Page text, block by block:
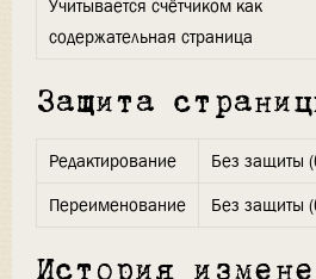
Учитывается счётчиком как
содержательная страница
Защита
Редактирование
Без защиты
Переименование
Без защиты
История